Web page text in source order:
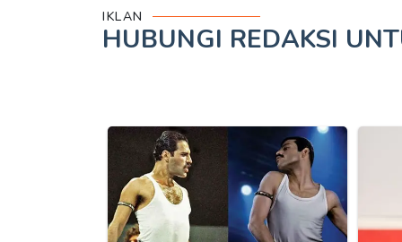
IKLAN
HUBUNGI REDAKSI